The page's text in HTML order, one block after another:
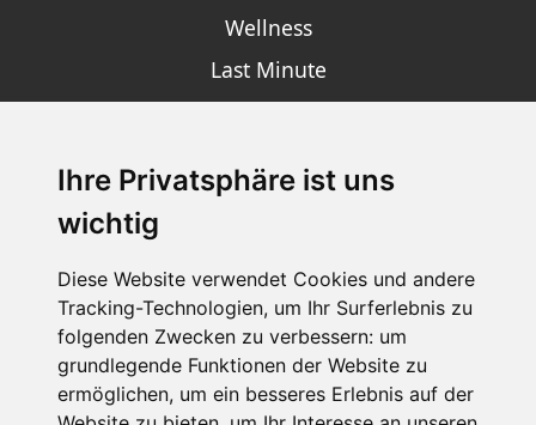
Ihre Privatsphäre ist uns
wichtig
Diese Website verwendet Cookies und andere
Tracking-Technologien, um Ihr Surferlebnis zu
folgenden Zwecken zu verbessern: um
grundlegende Funktionen der Website zu
ermöglichen, um ein besseres Erlebnis auf der
Wellness
Last Minute
SCHNEEHÖHEN SKI APP
Die Schneehoehen Ski APP für iOS und Android - Ein
Muss für alle Wintersportler und Schneefreaks!